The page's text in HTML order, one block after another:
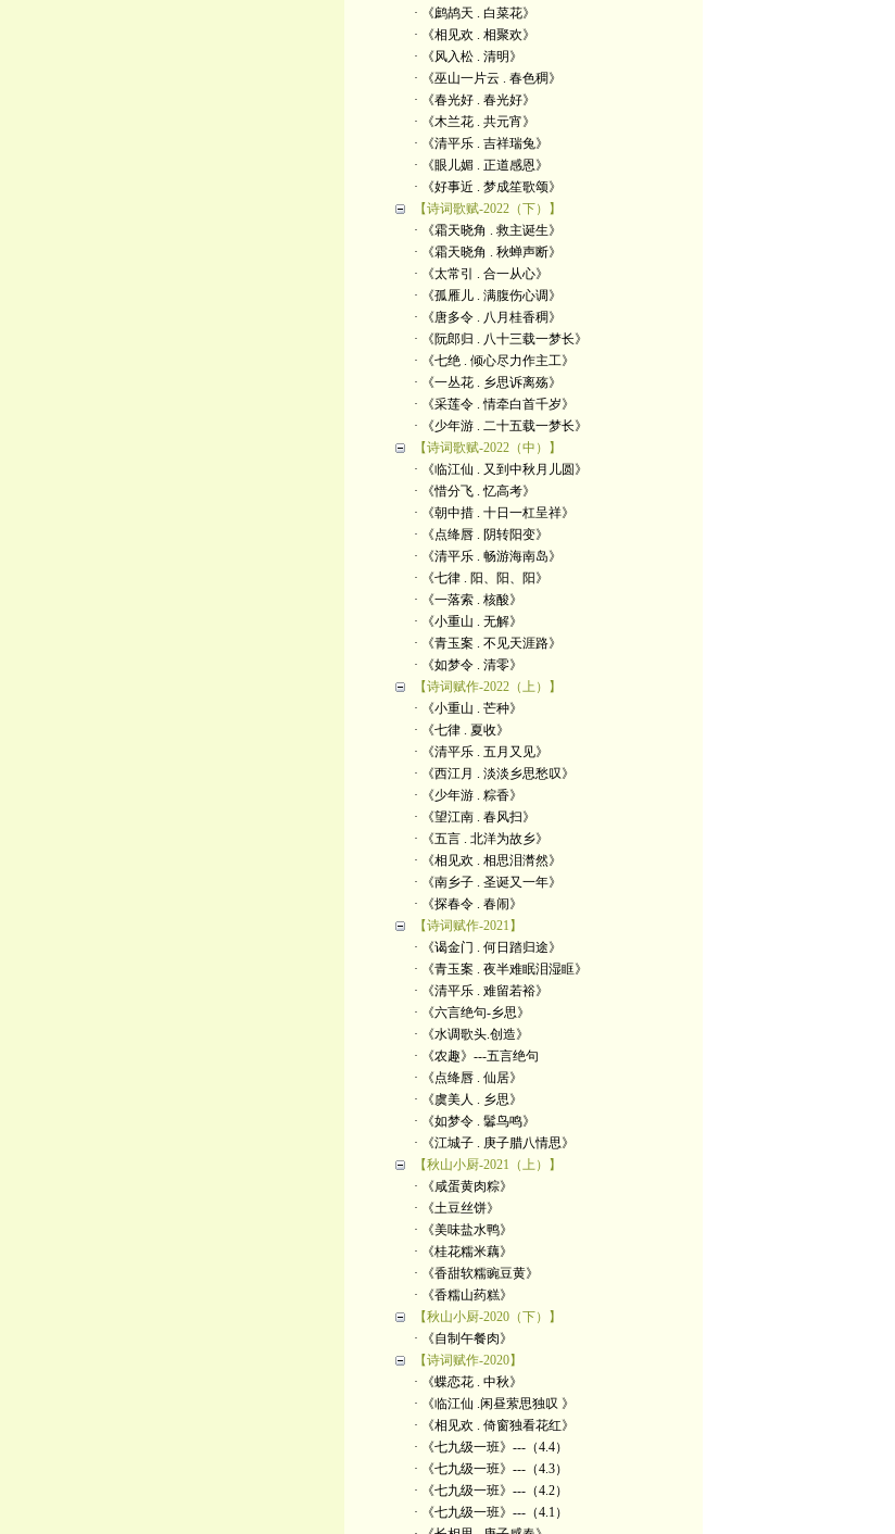
· 《鹧鸪天 . 白菜花》
· 《相见欢 . 相聚欢》
· 《风入松 . 清明》
· 《巫山一片云 . 春色稠》
· 《春光好 . 春光好》
· 《木兰花 . 共元宵》
· 《清平乐 . 吉祥瑞兔》
· 《眼儿媚 . 正道感恩》
· 《好事近 . 梦成笙歌颂》
【诗词歌赋-2022（下）】
· 《霜天晓角 . 救主诞生》
· 《霜天晓角 . 秋蝉声断》
· 《太常引 . 合一从心》
· 《孤雁儿 . 满腹伤心调》
· 《唐多令 . 八月桂香稠》
· 《阮郎归 . 八十三载一梦长》
· 《七绝 . 倾心尽力作主工》
· 《一丛花 . 乡思诉离殇》
· 《采莲令 . 情牵白首千岁》
· 《少年游 . 二十五载一梦长》
【诗词歌赋-2022（中）】
· 《临江仙 . 又到中秋月儿圆》
· 《惜分飞 . 忆高考》
· 《朝中措 . 十日一杠呈祥》
· 《点绛唇 . 阴转阳变》
· 《清平乐 . 畅游海南岛》
· 《七律 . 阳、阳、阳》
· 《一落索 . 核酸》
· 《小重山 . 无解》
· 《青玉案 . 不见天涯路》
· 《如梦令 . 清零》
【诗词赋作-2022（上）】
· 《小重山 . 芒种》
· 《七律 . 夏收》
· 《清平乐 . 五月又见》
· 《西江月 . 淡淡乡思愁叹》
· 《少年游 . 粽香》
· 《望江南 . 春风扫》
· 《五言 . 北洋为故乡》
· 《相见欢 . 相思泪潸然》
· 《南乡子 . 圣诞又一年》
· 《探春令 . 春闹》
【诗词赋作-2021】
· 《谒金门 . 何日踏归途》
· 《青玉案 . 夜半难眠泪湿眶》
· 《清平乐 . 难留若裕》
· 《六言绝句-乡思》
· 《水调歌头.创造》
· 《农趣》---五言绝句
· 《点绛唇 . 仙居》
· 《虞美人 . 乡思》
· 《如梦令 . 鬊鸟鸣》
· 《江城子 . 庚子腊八情思》
【秋山小厨-2021（上）】
· 《咸蛋黄肉粽》
· 《土豆丝饼》
· 《美味盐水鸭》
· 《桂花糯米藕》
· 《香甜软糯豌豆黄》
· 《香糯山药糕》
【秋山小厨-2020（下）】
· 《自制午餐肉》
【诗词赋作-2020】
· 《蝶恋花 . 中秋》
· 《临江仙 .闲昼萦思独叹 》
· 《相见欢 . 倚窗独看花红》
· 《七九级一班》---（4.4）
· 《七九级一班》---（4.3）
· 《七九级一班》---（4.2）
· 《七九级一班》---（4.1）